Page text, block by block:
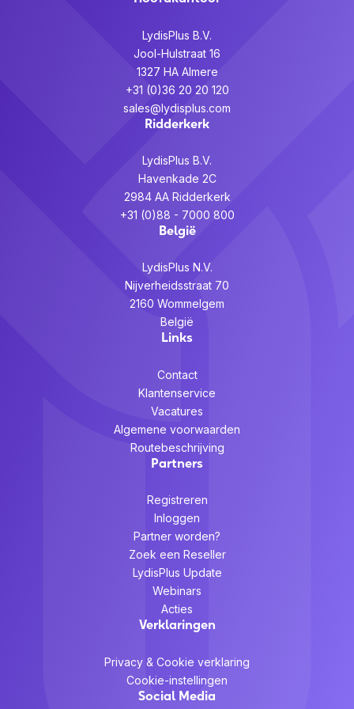
aan voor ons speciale partner
programma en wordt reseller van een van onze
LydisPlus B.V.
Jool-Hulstraat 16
1327 HA Almere
+31 (0)36 20 20 120
sales@lydisplus.com
Ridderkerk
LydisPlus B.V.
Havenkade 2C
2984 AA Ridderkerk
+31 (0)88 - 7000 800
België
LydisPlus N.V.
Nijverheidsstraat 70
2160 Wommelgem
België
Links
Contact
Klantenservice
Vacatures
Algemene voorwaarden
Routebeschrijving
Partners
Registreren
Inloggen
Partner worden?
Zoek een Reseller
LydisPlus Update
Webinars
Acties
Verklaringen
Privacy & Cookie verklaring
Cookie-instellingen
Social Media